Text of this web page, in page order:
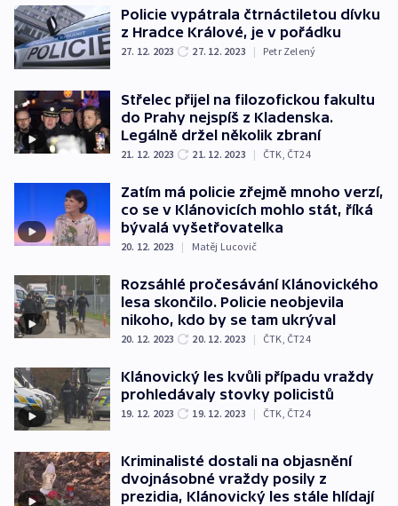
Policie vypátrala čtrnáctiletou dívku
z Hradce Králové, je v pořádku
27. 12. 2023 27. 12. 2023 | Petr Zelený
Střelec přijel na filozofickou fakultu
do Prahy nejspíš z Kladenska.
Legálně držel několik zbraní
21. 12. 2023 21. 12. 2023 | ČTK ČT24
Zatím má policie zřejmě mnoho verzí,
co se v Klánovicích mohlo stát, říká
bývalá vyšetřovatelka
20. 12. 2023 | Matěj Lucovič
Rozsáhlé pročesávání Klánovického
lesa skončilo. Policie neobjevila
nikoho, kdo by se tam ukrýval
20. 12. 2023 20. 12. 2023 | ČTK ČT24
Klánovický les kvůli případu vraždy
prohledávaly stovky policistů
19. 12. 2023 19. 12. 2023 | ČTK ČT24
Kriminalisté dostali na objasnění
dvojnásobné vraždy posily z
prezidia, Klánovický les stále hlídají